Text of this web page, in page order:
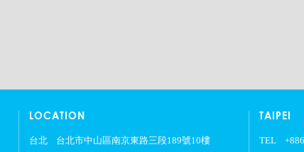
LOCATION
台北 台北市中山區南京東路三段189號10樓
TAIPEI
TEL